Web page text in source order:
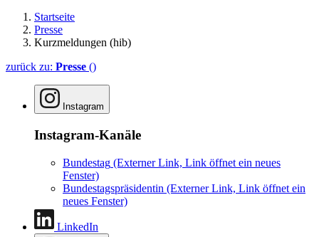
Startseite
Presse
Kurzmeldungen (hib)
zurück zu: Presse ()
Instagram
Instagram-Kanäle
Bundestag (Externer Link, Link öffnet ein neues
Fenster)
Bundestagspräsidentin (Externer Link, Link öffnet ein
neues Fenster)
LinkedIn